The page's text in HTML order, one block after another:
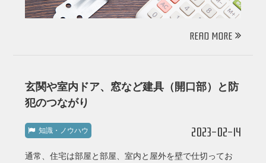
READ MORE
玄関や室内ドア、窓など建具（開口部）と防
犯のつながり
知識・ノウハウ 2023-02-14
通常、住宅は部屋と部屋、室内と屋外を壁で仕切ってお